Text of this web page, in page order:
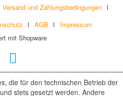
Versand und Zahlungsbedingungen
AGB
Impressum
mit Shopware
die für den technischen Betrieb der
stets gesetzt werden. Andere